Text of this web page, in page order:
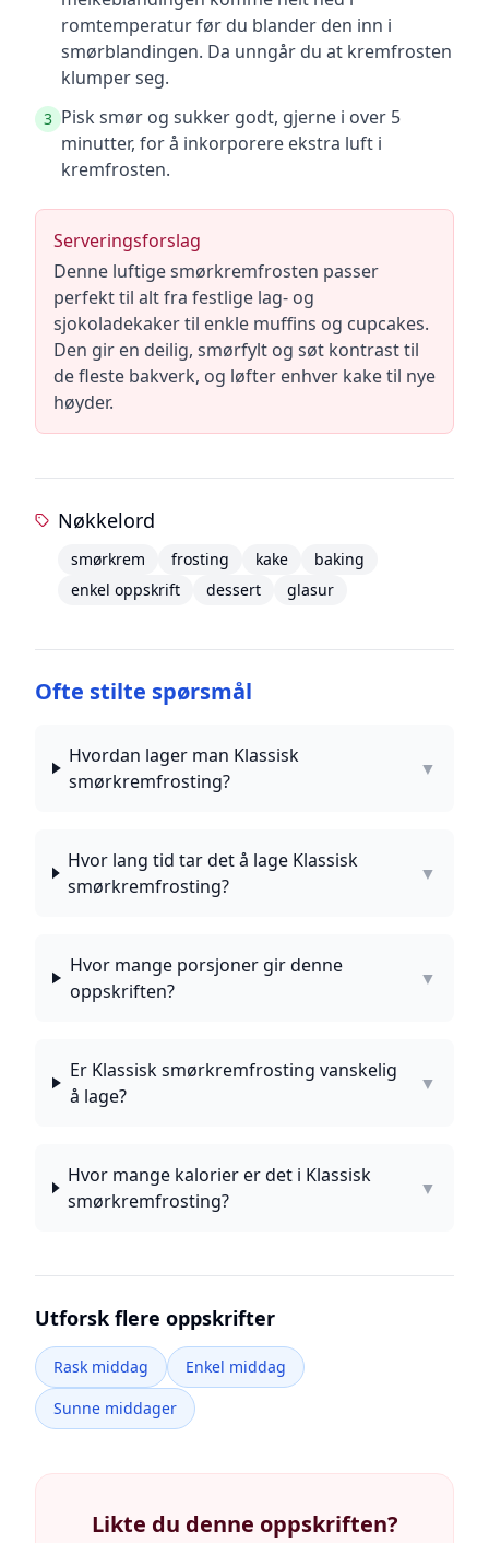
romtemperatur før du blander den inn i
smørblandingen. Da unngår du at kremfrosten
klumper seg.
3 Pisk smør og sukker godt, gjerne i over 5
minutter, for å inkorporere ekstra luft i
kremfrosten.
Serveringsforslag
Denne luftige smørkremfrosten passer
perfekt til alt fra festlige lag- og
sjokoladekaker til enkle muffins og cupcakes.
Den gir en deilig, smørfylt og søt kontrast til
de fleste bakverk, og løfter enhver kake til nye
høyder.
Nøkkelord
smørkrem frosting kake
baking
enkel oppskrift
dessert glasur
Ofte stilte spørsmål
Hvordan lager man Klassisk
smørkremfrosting?
▼
Hvor lang tid tar det å lage Klassisk
smørkremfrosting?
▼
Hvor mange porsjoner gir denne
oppskriften?
▼
Er Klassisk smørkremfrosting vanskelig
å lage?
▼
Hvor mange kalorier er det i Klassisk
smørkremfrosting?
▼
Utforsk flere oppskrifter
Rask middag
Enkel middag
Sunne middager
Likte du denne oppskriften?